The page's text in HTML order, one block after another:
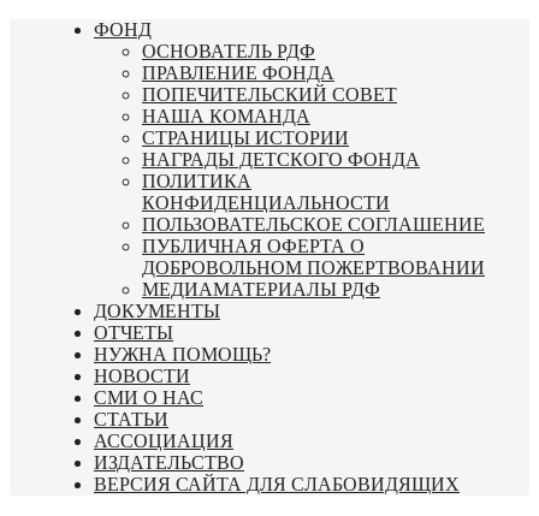
Перейти
ФОНД
ОСНОВАТЕЛЬ РДФ
ПРАВЛЕНИЕ ФОНДА
ПОПЕЧИТЕЛЬСКИЙ СОВЕТ
НАША КОМАНДА
СТРАНИЦЫ ИСТОРИИ
НАГРАДЫ ДЕТСКОГО ФОНДА
ПОЛИТИКА
КОНФИДЕНЦИАЛЬНОСТИ
ПОЛЬЗОВАТЕЛЬСКОЕ СОГЛАШЕНИЕ
ПУБЛИЧНАЯ ОФЕРТА О
ДОБРОВОЛЬНОМ ПОЖЕРТВОВАНИИ
МЕДИАМАТЕРИАЛЫ РДФ
ДОКУМЕНТЫ
ОТЧЕТЫ
НУЖНА ПОМОЩЬ?
НОВОСТИ
СМИ О НАС
СТАТЬИ
АССОЦИАЦИЯ
ИЗДАТЕЛЬСТВО
ВЕРСИЯ САЙТА ДЛЯ СЛАБОВИДЯЩИХ